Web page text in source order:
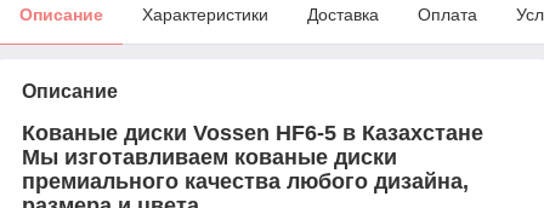
Описание Характеристики Доставка Оплата
Описание
Кованые диски Vossen HF6-5 в Казахстане
Мы изготавливаем кованые диски
премиального качества любого дизайна,